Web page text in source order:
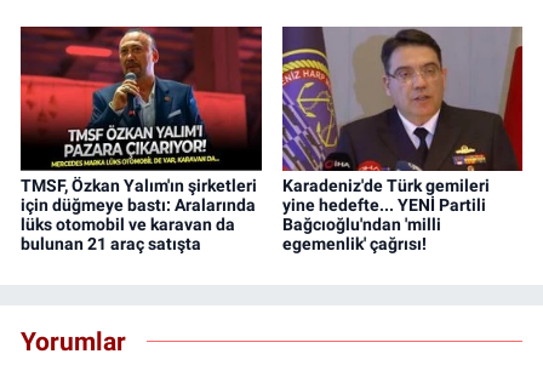
TMSF, Özkan Yalım'ın şirketleri
için düğmeye bastı: Aralarında
lüks otomobil ve karavan da
bulunan 21 araç satışta
Karadeniz'de Türk gemileri
yine hedefte... YENİ Partili
Bağcıoğlu'ndan 'milli
egemenlik' çağrısı!
Yorumlar